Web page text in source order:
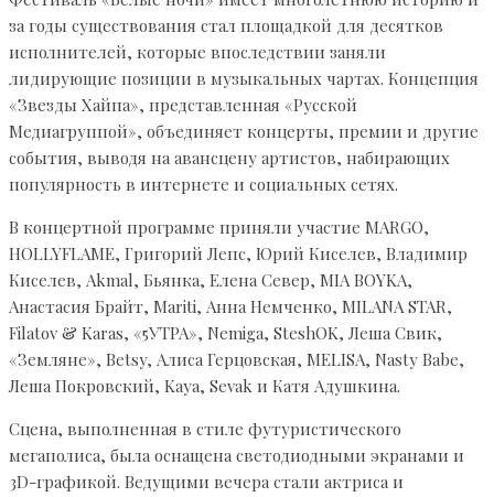
за годы существования стал площадкой для десятков
исполнителей, которые впоследствии заняли
лидирующие позиции в музыкальных чартах. Концепция
«Звезды Хайпа», представленная «Русской
Медиагруппой», объединяет концерты, премии и другие
события, выводя на авансцену артистов, набирающих
популярность в интернете и социальных сетях.
В концертной программе приняли участие MARGO,
HOLLYFLAME, Григорий Лепс, Юрий Киселев, Владимир
Киселев, Akmal, Бьянка, Елена Север, MIA BOYKA,
Анастасия Брайт, Mariti, Анна Немченко, MILANA STAR,
Filatov & Karas, «5УТРА», Nemiga, SteshOK, Леша Свик,
«Земляне», Betsy, Алиса Герцовская, MELISA, Nasty Babe,
Леша Покровский, Kaya, Sevak и Катя Адушкина.
Сцена, выполненная в стиле футуристического
мегаполиса, была оснащена светодиодными экранами и
3D-графикой. Ведущими вечера стали актриса и